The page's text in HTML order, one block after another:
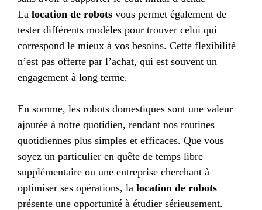
La location de robots vous permet également de
tester différents modèles pour trouver celui qui
correspond le mieux à vos besoins. Cette flexibilité
n’est pas offerte par l’achat, qui est souvent un
engagement à long terme.
En somme, les robots domestiques sont une valeur
ajoutée à notre quotidien, rendant nos routines
quotidiennes plus simples et efficaces. Que vous
soyez un particulier en quête de temps libre
supplémentaire ou une entreprise cherchant à
optimiser ses opérations, la location de robots
présente une opportunité à étudier sérieusement.